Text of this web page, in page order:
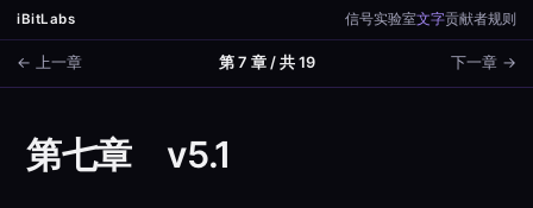
iBitLabs 信号实验室文字贡献者规则
← 上一章 第 7 章 / 共 19 下一章 →
第七章 v5.1